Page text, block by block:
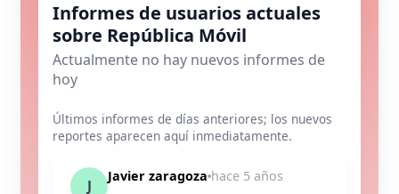
Informes de usuarios actuales
sobre República Móvil
Actualmente no hay nuevos informes de
hoy
Últimos informes de días anteriores; los nuevos
reportes aparecen aquí inmediatamente.
J
Javier zaragoza hace 5 años